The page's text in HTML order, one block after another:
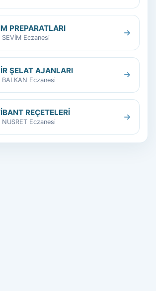
PREPARATLARI
Eczanesi
ŞELAT AJANLARI
Eczanesi
REÇETELERİ
Eczanesi